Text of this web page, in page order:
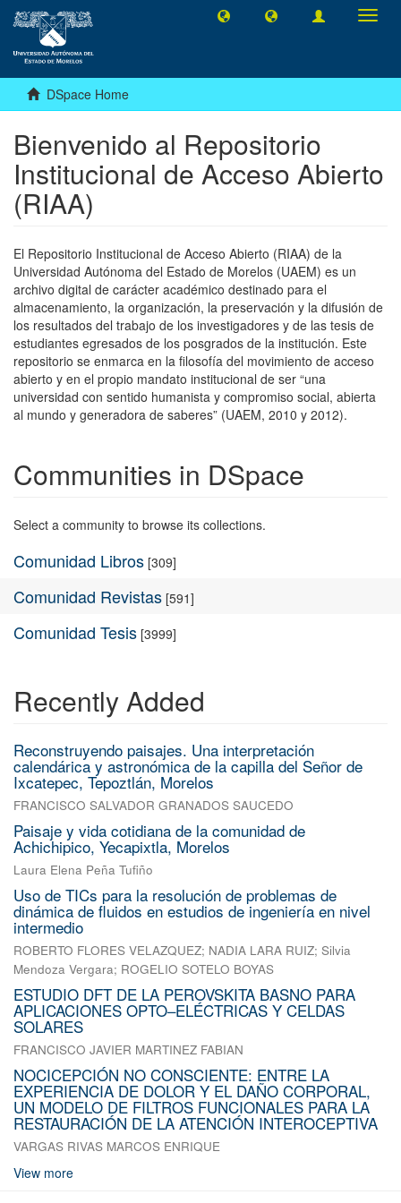
DSpace Home
Bienvenido al Repositorio
Institucional de Acceso Abierto
(RIAA)
El Repositorio Institucional de Acceso Abierto (RIAA) de la
Universidad Autónoma del Estado de Morelos (UAEM) es un
archivo digital de carácter académico destinado para el
almacenamiento, la organización, la preservación y la difusión de
los resultados del trabajo de los investigadores y de las tesis de
estudiantes egresados de los posgrados de la institución. Este
repositorio se enmarca en la filosofía del movimiento de acceso
abierto y en el propio mandato institucional de ser “una
universidad con sentido humanista y compromiso social, abierta
al mundo y generadora de saberes” (UAEM, 2010 y 2012).
Communities in DSpace
Select a community to browse its collections.
Comunidad Libros [309]
Comunidad Revistas [591]
Comunidad Tesis [3999]
Recently Added
Reconstruyendo paisajes. Una interpretación
calendárica y astronómica de la capilla del Señor de
Ixcatepec, Tepoztlán, Morelos
FRANCISCO SALVADOR GRANADOS SAUCEDO
Paisaje y vida cotidiana de la comunidad de
Achichipico, Yecapixtla, Morelos
Laura Elena Peña Tufiño
Uso de TICs para la resolución de problemas de
dinámica de fluidos en estudios de ingeniería en nivel
intermedio
ROBERTO FLORES VELAZQUEZ; NADIA LARA RUIZ; Silvia
Mendoza Vergara; ROGELIO SOTELO BOYAS
ESTUDIO DFT DE LA PEROVSKITA BASNO PARA
APLICACIONES OPTO–ELÉCTRICAS Y CELDAS
SOLARES
FRANCISCO JAVIER MARTINEZ FABIAN
NOCICEPCIÓN NO CONSCIENTE: ENTRE LA
EXPERIENCIA DE DOLOR Y EL DAÑO CORPORAL,
UN MODELO DE FILTROS FUNCIONALES PARA LA
RESTAURACIÓN DE LA ATENCIÓN INTEROCEPTIVA
VARGAS RIVAS MARCOS ENRIQUE
View more